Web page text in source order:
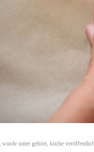
wurde unter gehört, küche